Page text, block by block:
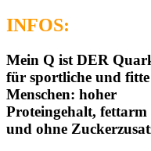
INFOS:
Mein Q ist DER
für sportliche und fitte
Menschen: hoher
Proteingehalt, fettarm
und ohne